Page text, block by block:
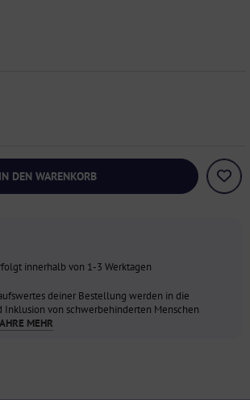
IN DEN WARENKORB
innerhalb von 1-3 Werktagen
deiner Bestellung werden in die
Inklusion von schwerbehinderten Menschen
MEHR